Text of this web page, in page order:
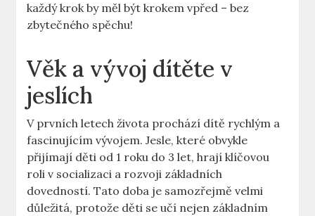
každý krok by měl být krokem vpřed – bez
zbytečného spěchu!
Věk a vývoj dítěte v
jeslích
V prvních letech života prochází dítě rychlým a
fascinujícím vývojem. Jesle, které obvykle
přijímají děti od 1 roku do 3 let, hrají klíčovou
roli v socializaci a rozvoji základních
dovedností. Tato doba je samozřejmě velmi
důležitá, protože děti se učí nejen základním